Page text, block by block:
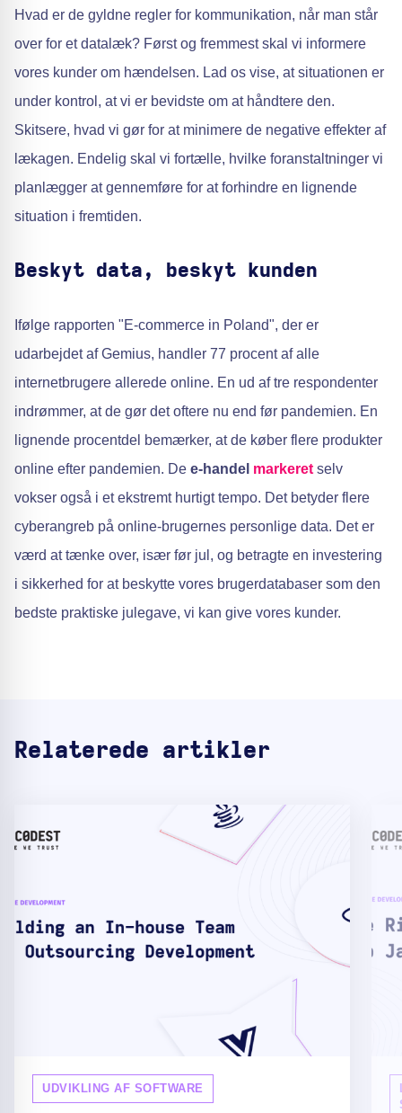
Hvad er de gyldne regler for kommunikation, når man står
over for et datalæk? Først og fremmest skal vi informere
vores kunder om hændelsen. Lad os vise, at situationen er
under kontrol, at vi er bevidste om at håndtere den.
Skitsere, hvad vi gør for at minimere de negative effekter af
lækagen. Endelig skal vi fortælle, hvilke foranstaltninger vi
planlægger at gennemføre for at forhindre en lignende
situation i fremtiden.
Beskyt data, beskyt kunden
Ifølge rapporten "E-commerce in Poland", der er
udarbejdet af Gemius, handler 77 procent af alle
internetbrugere allerede online. En ud af tre respondenter
indrømmer, at de gør det oftere nu end før pandemien. En
lignende procentdel bemærker, at de køber flere produkter
online efter pandemien. De e-handel markeret selv
vokser også i et ekstremt hurtigt tempo. Det betyder flere
cyberangreb på online-brugernes personlige data. Det er
værd at tænke over, især før jul, og betragte en investering
i sikkerhed for at beskytte vores brugerdatabaser som den
bedste praktiske julegave, vi kan give vores kunder.
Relaterede artikler
UDVIKLING AF SOFTWARE